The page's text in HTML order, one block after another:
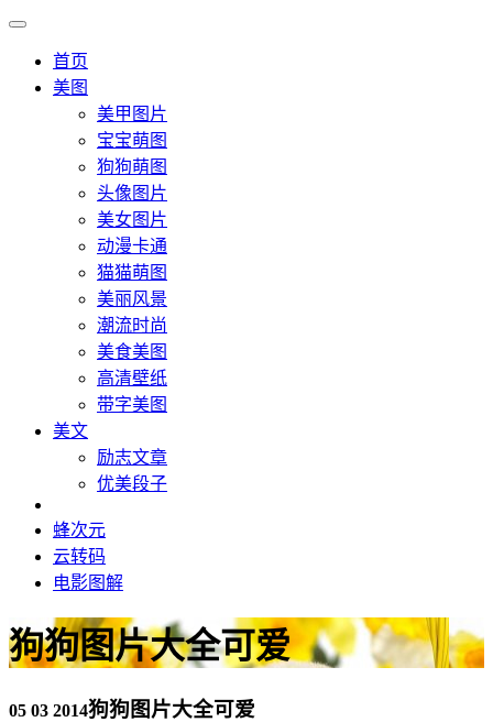
首页
美图
美甲图片
宝宝萌图
狗狗萌图
头像图片
美女图片
动漫卡通
猫猫萌图
美丽风景
潮流时尚
美食美图
高清壁纸
带字美图
美文
励志文章
优美段子
蜂次元
云转码
电影图解
狗狗图片大全可爱
05 03 2014狗狗图片大全可爱